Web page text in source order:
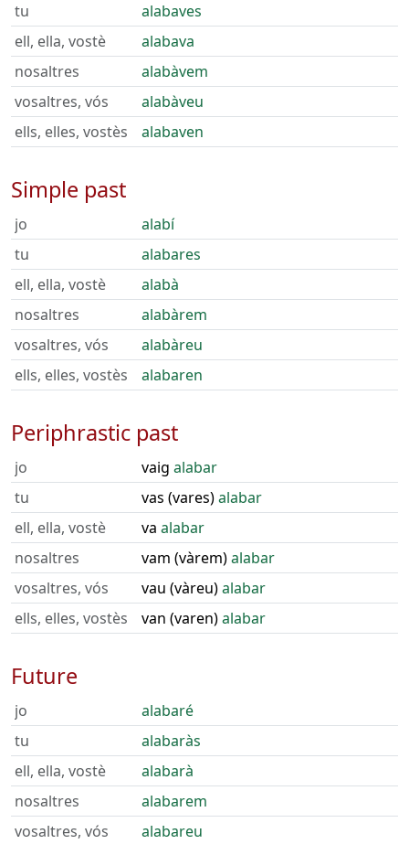
tu
alabaves
ell, ella, vostè
alabava
nosaltres
alabàvem
vosaltres, vós
alabàveu
ells, elles, vostès
alabaven
Simple past
jo
alabí
tu
alabares
ell, ella, vostè
alabà
nosaltres
alabàrem
vosaltres, vós
alabàreu
ells, elles, vostès
alabaren
Periphrastic past
jo vaig alabar
tu
vas (vares)alabar
ell, ella, vostè
va alabar
nosaltres
vam (vàrem)alabar
vosaltres, vós
vau (vàreu)alabar
ells, elles, vostès
van (varen)alabar
Future
jo
alabaré
tu
alabaràs
ell, ella, vostè
alabarà
nosaltres
alabarem
vosaltres, vós
alabareu